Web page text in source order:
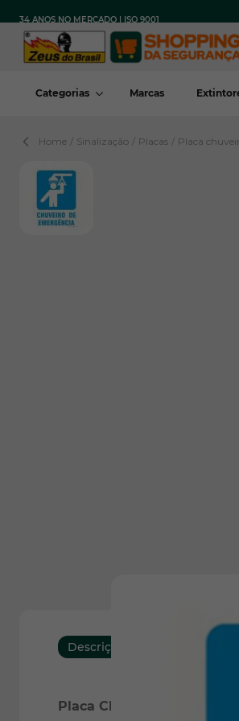
34 ANOS NO MERCADO | ISO 9001
GRÁTIS
BRASIL
Categorias Marcas
Home / Sinalização / Placas / Placa
View larger image
Descrição
Placa Chuveiro de